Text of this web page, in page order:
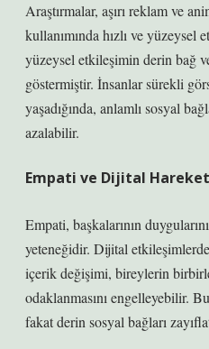
Araştırmalar, aşırı reklam ve
kullanımında hızlı ve yüzeysel
yüzeysel etkileşimin derin bağ
göstermiştir. İnsanlar sürekli
yaşadığında, anlamlı sosyal
azalabilir.
Empati ve Dijital
Empati, başkalarının
yeteneğidir. Dijital
içerik değişimi, bireylerin
odaklanmasını engelleyebilir.
fakat derin sosyal bağları